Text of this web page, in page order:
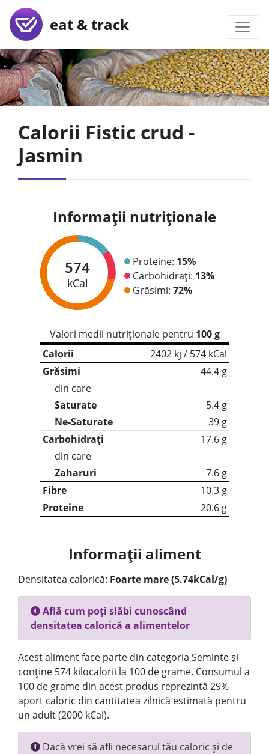
eat & track
Calorii Fistic crud -
Jasmin
Informații nutriționale
574
kCal
Proteine: 15%
Carbohidrați: 13%
Grăsimi: 72%
Valori medii nutriționale pentru 100 g
Calorii
2402 kj / 574 kCal
Grăsimi
44.4 g
din care
Saturate
5.4 g
Ne-Saturate
39 g
Carbohidrați
17.6 g
din care
Zaharuri
7.6 g
Fibre
10.3 g
Proteine
20.6 g
Informații aliment
Densitatea calorică: Foarte mare (5.74kCal/g)
Află cum poți slăbi cunoscând
densitatea calorică a alimentelor
Acest aliment face parte din categoria Seminte și
conține 574 kilocalorii la 100 de grame. Consumul a
100 de grame din acest produs reprezintă 29%
aport caloric din cantitatea zilnică estimată pentru
un adult (2000 kCal).
Dacă vrei să afli necesarul tău caloric și de